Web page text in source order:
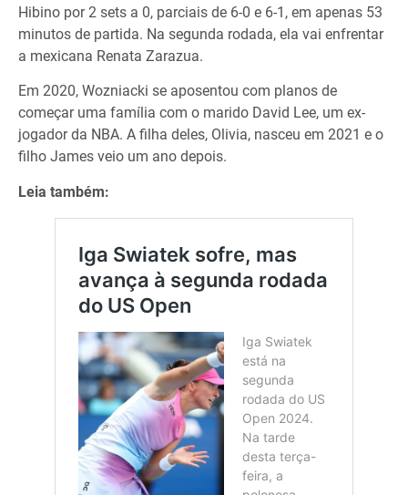
Hibino por 2 sets a 0, parciais de 6-0 e 6-1, em apenas 53
minutos de partida. Na segunda rodada, ela vai enfrentar
a mexicana Renata Zarazua.
Em 2020, Wozniacki se aposentou com planos de
começar uma família com o marido David Lee, um ex-
jogador da NBA. A filha deles, Olivia, nasceu em 2021 e o
filho James veio um ano depois.
Leia também: